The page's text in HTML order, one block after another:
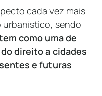
cada vez mais
urbanístico, sendo
como uma de
direito a cidades
e futuras